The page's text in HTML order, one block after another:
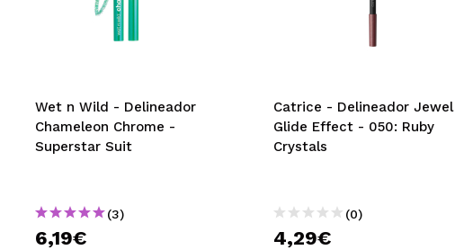
Wet n Wild - Delineador
Chameleon Chrome -
Superstar Suit
(3)
6,19€
Catrice - Delineador Jewel
Glide Effect - 050: Ruby
Crystals
(0)
4,29€